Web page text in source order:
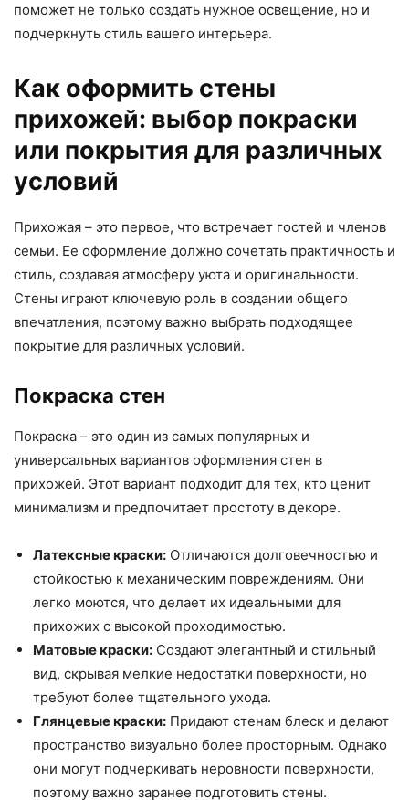
поможет не только создать нужное освещение, но и
подчеркнуть стиль вашего интерьера.
Как оформить стены
прихожей: выбор покраски
или покрытия для различных
условий
Прихожая – это первое, что встречает гостей и членов
семьи. Ее оформление должно сочетать практичность и
стиль, создавая атмосферу уюта и оригинальности.
Стены играют ключевую роль в создании общего
впечатления, поэтому важно выбрать подходящее
покрытие для различных условий.
Покраска стен
Покраска – это один из самых популярных и
универсальных вариантов оформления стен в
прихожей. Этот вариант подходит для тех, кто ценит
минимализм и предпочитает простоту в декоре.
Латексные краски: Отличаются долговечностью и
стойкостью к механическим повреждениям. Они
легко моются, что делает их идеальными для
прихожих с высокой проходимостью.
Матовые краски: Создают элегантный и стильный
вид, скрывая мелкие недостатки поверхности, но
требуют более тщательного ухода.
Глянцевые краски: Придают стенам блеск и делают
пространство визуально более просторным. Однако
они могут подчеркивать неровности поверхности,
поэтому важно заранее подготовить стены.